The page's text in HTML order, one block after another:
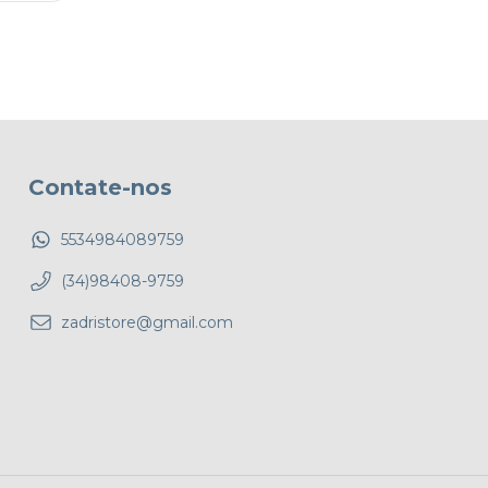
Contate-nos
5534984089759
(34)98408-9759
zadristore@gmail.com